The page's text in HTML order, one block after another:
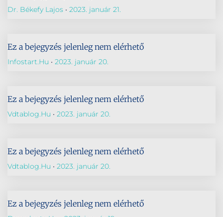
Dr. Békefy Lajos 2023. január 21.
Ez a bejegyzés jelenleg nem elérhető
Infostart.hu 2023. január 20.
Ez a bejegyzés jelenleg nem elérhető
Vdtablog.hu 2023. január 20.
Ez a bejegyzés jelenleg nem elérhető
Vdtablog.hu 2023. január 20.
Ez a bejegyzés jelenleg nem elérhető